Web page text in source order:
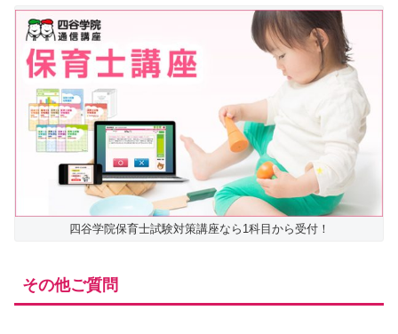
四谷学院保育士試験対策講座なら1科目から受付！
その他ご質問